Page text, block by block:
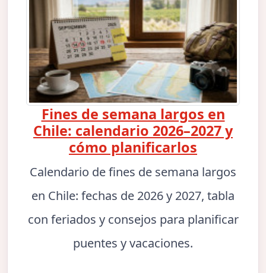
Fines de semana largos en
Chile: calendario 2026–2027 y
cómo planificarlos
Calendario de fines de semana largos
en Chile: fechas de 2026 y 2027, tabla
con feriados y consejos para planificar
puentes y vacaciones.